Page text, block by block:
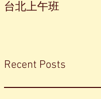
台北上午班
Recent Posts